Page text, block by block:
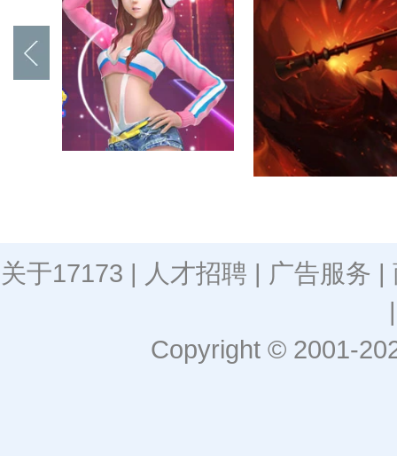
关于17173 | 人才招聘 | 广告服务 |
Copyright © 2001-